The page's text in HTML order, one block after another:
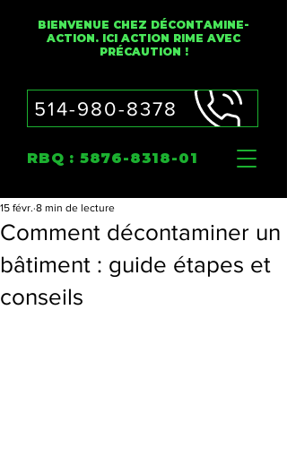
514-980-8378
RBQ : 5876-8318-01
BIENVENUE CHEZ DÉCONTAMINE-
ACTION. ICI ACTION RIME AVEC
PRÉCAUTION !
Comment décontaminer un
bâtiment : guide étapes et
conseils
15 févr. 8 min de lecture